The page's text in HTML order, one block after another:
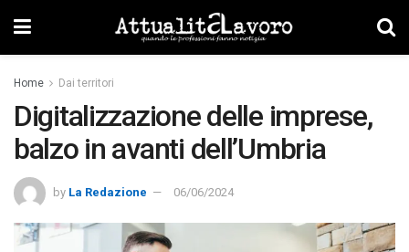
Home Dai territori
Digitalizzazione delle imprese,
balzo in avanti dell’Umbria
by La Redazione 06/06/2024